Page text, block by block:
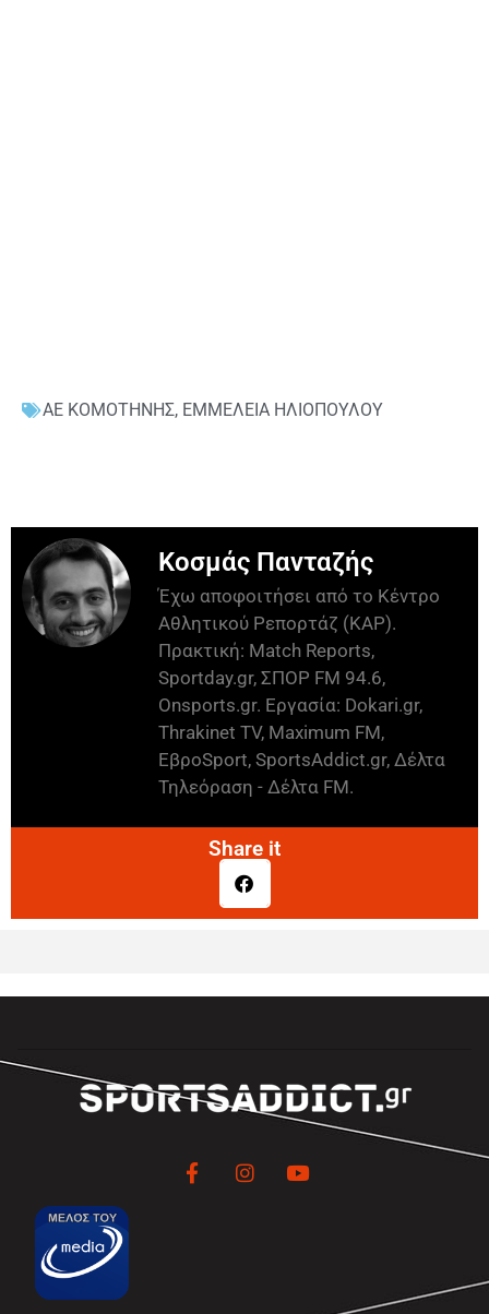
ΑΕ ΚΟΜΟΤΗΝΗΣ, ΕΜΜΕΛΕΙΑ ΗΛΙΟΠΟΥΛΟΥ
Κοσμάς Πανταζής
Έχω αποφοιτήσει από το Κέντρο
Αθλητικού Ρεπορτάζ (ΚΑΡ).
Πρακτική: Match Reports,
Sportday.gr, ΣΠΟΡ FM 94.6,
Onsports.gr. Εργασία: Dokari.gr,
Thrakinet TV, Maximum FM,
ΕβροSport, SportsAddict.gr, Δέλτα
Τηλεόραση - Δέλτα FM.
Share it